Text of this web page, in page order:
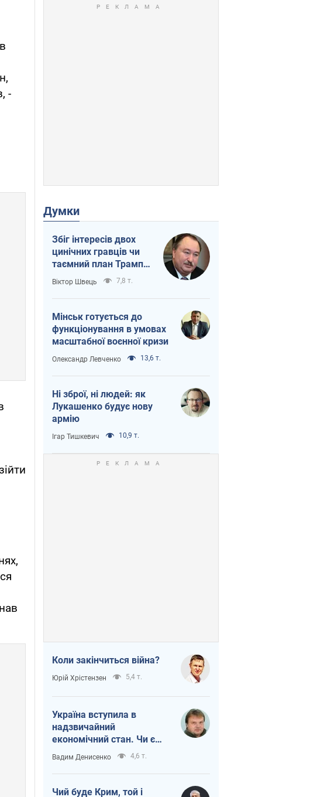
-
Думки
Збіг інтересів двох
цинічних гравців чи
таємний план Трампа
і Путіна?
Віктор Швець 7,8 т.
Мінськ готується до
функціонування в умовах
масштабної воєнної кризи
Олександр Левченко 13,6 т.
Ні зброї, ні людей: як
Лукашенко будує нову
армію
Ігар Тишкевич 10,9 т.
Коли закінчиться війна?
Юрій Хрістензен 5,4 т.
Україна вступила в
надзвичайний
економічний стан. Чи є
світло вкінці тунелю?
Вадим Денисенко 4,6 т.
Чий буде Крим, той і